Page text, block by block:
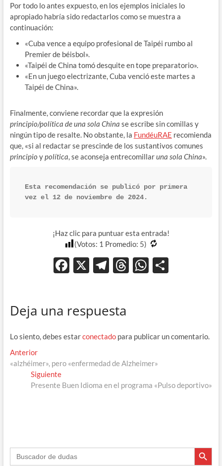
Por todo lo antes expuesto, en los ejemplos iniciales lo
apropiado habría sido redactarlos como se muestra a
continuación:
«Cuba vence a equipo profesional de Taipéi rumbo al
Premier de béisbol».
«Taipéi de China tomó desquite en tope preparatorio».
«En un juego electrizante, Cuba venció este martes a
Taipéi de China».
Finalmente, conviene recordar que la expresión
principio/política de una sola China se escribe sin comillas y
ningún tipo de resalte. No obstante, la FundéuRAE recomienda
que, «si al redactar se prescinde de los sustantivos comunes
principio ypolítica , se aconseja entrecomillaruna sola China».
Esta recomendación se publicó por primera
vez el 12 de noviembre de 2024.
¡Haz clic para puntuar esta entrada!
(Votos: 1 Promedio: 5)
F
b
o
k
X T
gr
m
T W
p
p
ti
Deja una respuesta
Lo siento, debes estarconectadopara publicar un comentario.
Navegación
de
entradas
AnteriorEntrada
anterior:
«alzhéimer», pero «enfermedad de Alzheimer»
SiguienteEntrada
siguiente:
Presente Buen Idioma en el programa «Pulso deportivo»
Buscar: Botón de